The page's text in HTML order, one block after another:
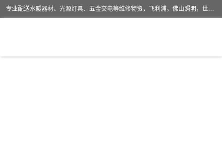
专业配送水暖器材、光源灯具、五金交电等维修物资，飞利浦，佛山照明，世达，博世，九牧，特陶等各产品涉及国内外知名品牌。公司专注与物业、学校、酒店、工厂等单位合作，提供一站式配送服务，降低客户综合成本。依托电子商务改变传统模式，以专业的团队为客户提供24H物资配送到达，货到月结、统一开票，便捷退换等服务，提高了企业的运营效率。